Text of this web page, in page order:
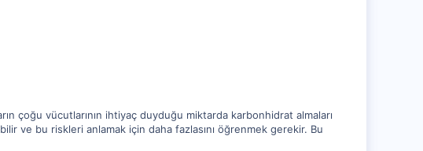
çoğu vücutlarının ihtiyaç duyduğu miktarda karbonhidrat almaları
ve bu riskleri anlamak için daha fazlasını öğrenmek gerekir. Bu